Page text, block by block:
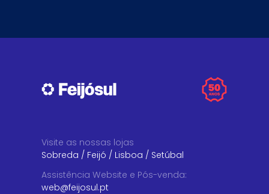
Visite as nossas lojas
Sobreda / Feijó / Lisboa / Setúbal
Assistência Website e Pós-venda:
web@feijosul.pt